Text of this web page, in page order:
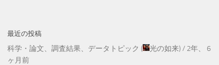
最近の投稿
科学・論文、調査結果、データトピック ( 光の如来) / 2年、 6
ヶ月前